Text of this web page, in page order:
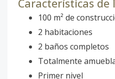
Características de
100 m² de
2 habitaciones
2 baños completos
Totalmente
Primer nivel